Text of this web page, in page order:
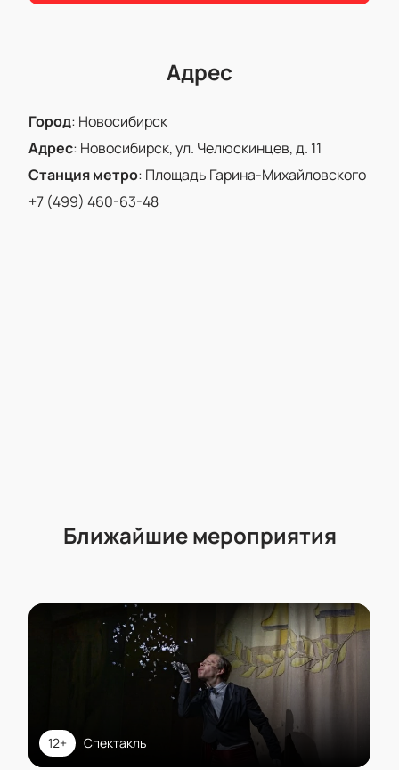
празднику музыки и почувствуйте атмосферу
Адрес
Город: Новосибирск
Адрес: Новосибирск, ул. Челюскинцев, д. 11
Станция метро: Площадь Гарина-Михайловского
+7 (499) 460-63-48
Ближайшие мероприятия
Спектакль
12+